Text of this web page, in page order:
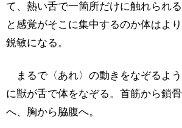
て、熱い舌で一箇所だけに触れられる
と感覚がそこに集中するのか体はより
鋭敏になる。
まるで〈あれ〉の動きをなぞるよう
に獣が舌で体をなぞる。首筋から鎖骨
へ、胸から脇腹へ。